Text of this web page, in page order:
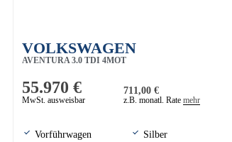
VOLKSWAGEN
AMAROK
AVENTURA 3.0 TDI 4MOT
55.970 €
MwSt. ausweisbar
711,00 €
z.B. monatl. Rate mehr
Vorführwagen
Silber